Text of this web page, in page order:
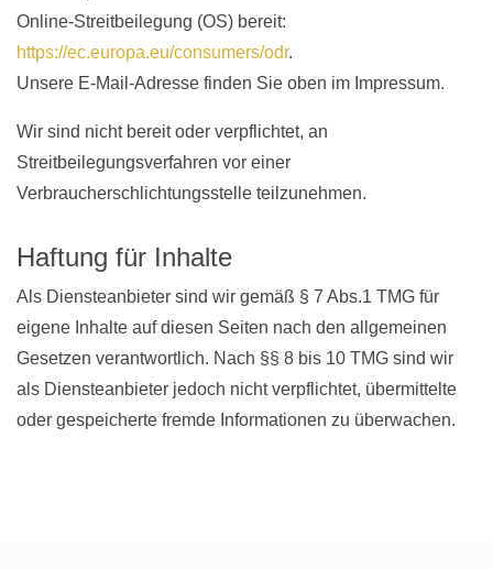
Online-Streitbeilegung (OS) bereit:
https://ec.europa.eu/consumers/odr.
Unsere E-Mail-Adresse finden Sie oben im Impressum.
Wir sind nicht bereit oder verpflichtet, an
Streitbeilegungsverfahren vor einer
Verbraucherschlichtungsstelle teilzunehmen.
Haftung für Inhalte
Als Diensteanbieter sind wir gemäß § 7 Abs.1 TMG für
eigene Inhalte auf diesen Seiten nach den allgemeinen
Gesetzen verantwortlich. Nach §§ 8 bis 10 TMG sind wir
als Diensteanbieter jedoch nicht verpflichtet, übermittelte
oder gespeicherte fremde Informationen zu überwachen.